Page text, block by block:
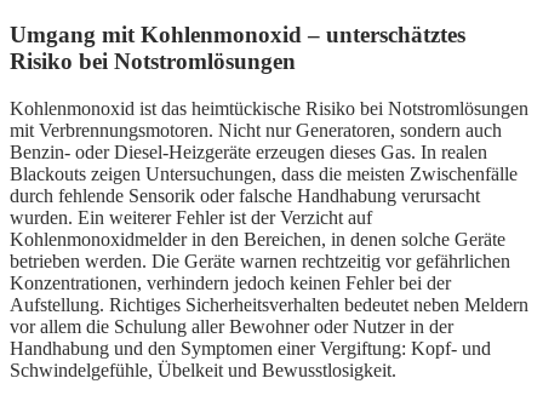
Umgang mit Kohlenmonoxid – unterschätztes
Risiko bei Notstromlösungen
Kohlenmonoxid ist das heimtückische Risiko bei Notstromlösungen
mit Verbrennungsmotoren. Nicht nur Generatoren, sondern auch
Benzin- oder Diesel-Heizgeräte erzeugen dieses Gas. In realen
Blackouts zeigen Untersuchungen, dass die meisten Zwischenfälle
durch fehlende Sensorik oder falsche Handhabung verursacht
wurden. Ein weiterer Fehler ist der Verzicht auf
Kohlenmonoxidmelder in den Bereichen, in denen solche Geräte
betrieben werden. Die Geräte warnen rechtzeitig vor gefährlichen
Konzentrationen, verhindern jedoch keinen Fehler bei der
Aufstellung. Richtiges Sicherheitsverhalten bedeutet neben Meldern
vor allem die Schulung aller Bewohner oder Nutzer in der
Handhabung und den Symptomen einer Vergiftung: Kopf- und
Schwindelgefühle, Übelkeit und Bewusstlosigkeit.